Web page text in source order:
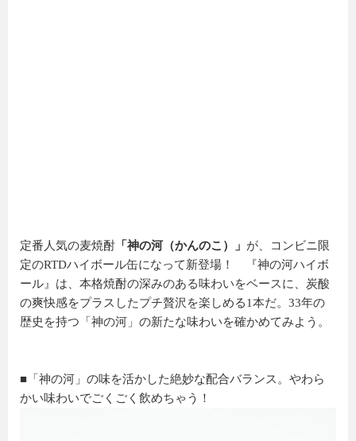
定番人気の麦焼酎 「神の河（かんのこ）」 が、コンビニ限
定のRTDハイボール缶になって新登場！ 『神の河ハイボ
ール』は、本格焼酎の深みのある味わいをベースに、炭酸
の爽快感をプラスしたプチ贅沢を楽しめる1本だ。33年の
歴史を持つ「神の河」の新たな味わいを確かめてみよう。
■「神の河」の味を活かした絶妙な配合バランス。やわら
かい味わいでごくごく飲めちゃう！